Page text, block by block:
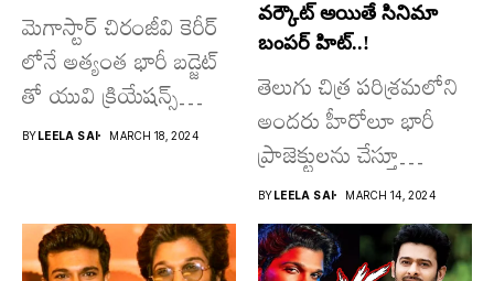
మెగాస్టార్ చిరంజీవి కెరీర్
లోనే అత్యంత భారీ బడ్జెట్
తో యువి క్రియేషన్స్
రూపొందిస్తున్న
BYLEELA SAI MARCH 18, 2024
వర్కౌట్ అయితే సినిమా
బంపర్ హిట్..!
తెలుగు చిత్ర పరిశ్రమలోని
అందరు హీరోలూ భారీ
ప్రాజెక్టులను చేస్తూ
దూసుకుపోతోన్నారు.
అందులో కొందరు
మాత్రమే...
BYLEELA SAI MARCH 14, 2024